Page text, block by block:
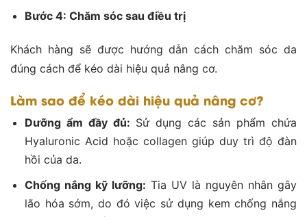
Bước 4: Chăm sóc sau điều trị
Khách hàng sẽ được hướng dẫn cách chăm sóc da
đúng cách để kéo dài hiệu quả nâng cơ.
Làm sao để kéo dài hiệu quả nâng cơ?
Dưỡng ẩm đầy đủ: Sử dụng các sản phẩm chứa
Hyaluronic Acid hoặc collagen giúp duy trì độ đàn
hồi của da.
Chống nắng kỹ lưỡng: Tia UV là nguyên nhân gây
lão hóa sớm, do đó việc sử dụng kem chống nắng